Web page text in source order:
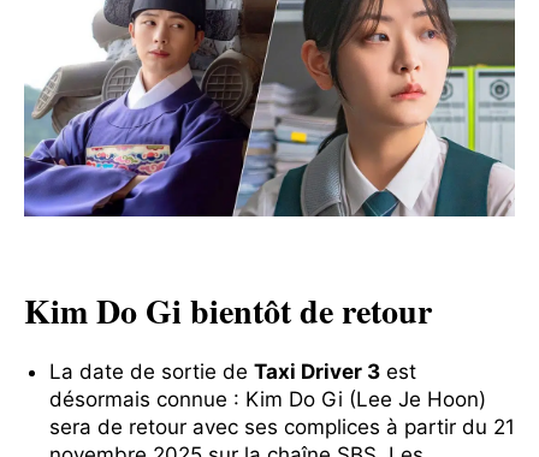
Kim Do Gi bientôt de retour
La date de sortie de Taxi Driver 3 est
désormais connue : Kim Do Gi (Lee Je Hoon)
sera de retour avec ses complices à partir du 21